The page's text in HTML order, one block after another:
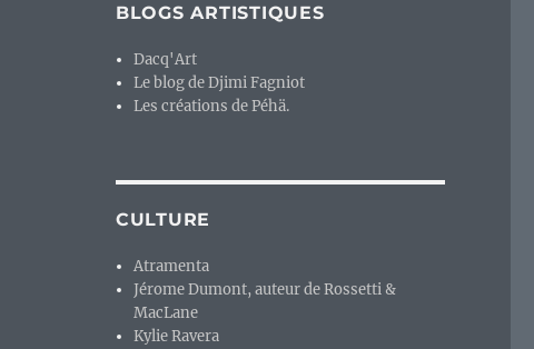
BLOGS ARTISTIQUES
Dacq'Art
Le blog de Djimi Fagniot
Les créations de Péhä.
CULTURE
Atramenta
Jérome Dumont, auteur de Rossetti &
MacLane
Kylie Ravera